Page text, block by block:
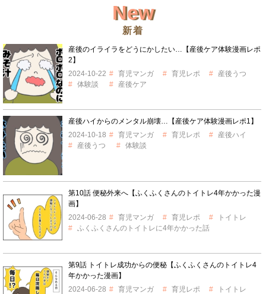
New
新着
産後のイライラをどうにかしたい…【産後ケア体験漫画レポ
2】
2024-10-22
育児マンガ 育児レポ
産後うつ
体験談
産後ケア
産後ハイからのメンタル崩壊…【産後ケア体験漫画レポ1】
2024-10-18
育児マンガ 育児レポ
産後ハイ
産後うつ
体験談
第10話 便秘外来へ【ふくふくさんのトイトレ4年かかった漫
画】
2024-06-28
育児マンガ 育児レポ
トイトレ
ふくふくさんのトイトレに4年かかった話
第9話 トイトレ成功からの便秘【ふくふくさんのトイトレ4
年かかった漫画】
2024-06-28
育児マンガ 育児レポ
トイトレ